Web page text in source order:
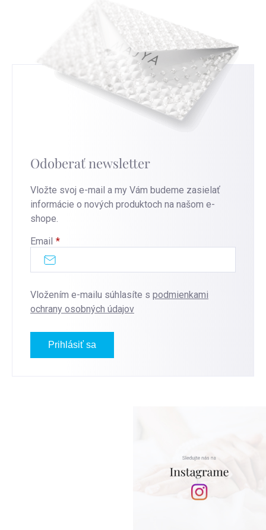
Odoberať newsletter
Vložte svoj e-mail a my Vám budeme zasielať
informácie o nových produktoch na našom e-
shope.
Email
Vložením e-mailu súhlasíte s podmienkami
ochrany osobných údajov
Prihlásiť sa